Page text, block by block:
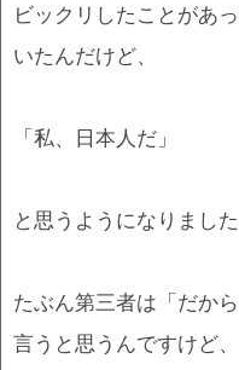
ビックリしたことがあ
いたんだけど、
「私、日本人だ」
と思うようになりました
たぶん第三者は「だか
言うと思うんですけど